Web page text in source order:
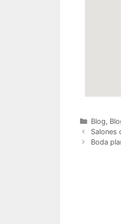
Blog,
Salones
Boda